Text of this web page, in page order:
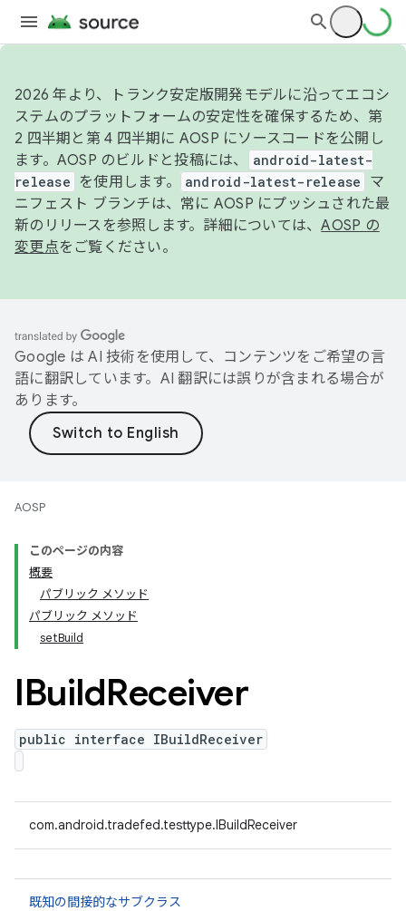
2026 年より、トランク安定版開発モデルに沿ってエコシ
ステムのプラットフォームの安定性を確保するため、第
2 四半期と第 4 四半期に AOSP にソースコードを公開し
ます。AOSP のビルドと投稿には、
android-latest-
release
を使用します。 android-latest-release
マ
ニフェスト ブランチは、常に AOSP にプッシュされた最
新のリリースを参照します。詳細については、AOSP の
変更点をご覧ください。
Google は AI 技術を使用して、コンテンツをご希望の言
語に翻訳しています。AI 翻訳には誤りが含まれる場合が
あります。
AOSP
このページの内容
概要
パブリック メソッド
パブリック メソッド
setBuild
IBuildReceiver
public interface IBuildReceiver
com.android.tradefed.testtype.IBuildReceiver
既知の間接的なサブクラス